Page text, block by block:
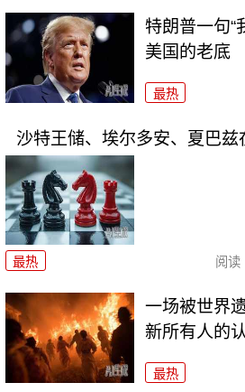
特朗普一句“
美国的老底
最热
沙特王储、埃尔多安、夏巴兹
最热 阅读
一场被世界
新所有人的
最热